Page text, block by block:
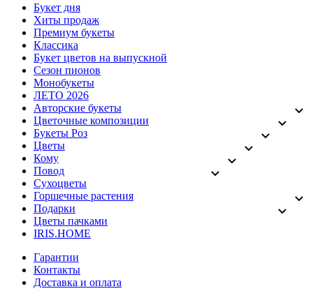
Букет дня
Хиты продаж
Премиум букеты
Классика
Букет цветов на выпускной
Сезон пионов
Монобукеты
ЛЕТО 2026
Авторские букеты
Цветочные композиции
Букеты Роз
Цветы
Кому
Повод
Сухоцветы
Горшечные растения
Подарки
Цветы пачками
IRIS.HOME
Гарантии
Контакты
Доставка и оплата